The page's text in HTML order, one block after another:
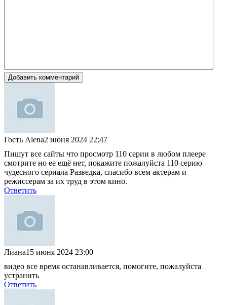
Добавить комментарий
Гость Alena2 июня 2024 22:47
Пишут все сайты что просмотр 110 серии в любом плеере
смотрите но ее ещё нет, покажите пожалуйста 110 серию
чудесного сериала Разведка, спасибо всем актерам и
режиссерам за их труд в этом кино.
Ответить
Лиана15 июня 2024 23:00
видео все время останавливается, помогите, пожалуйста
устранить
Ответить